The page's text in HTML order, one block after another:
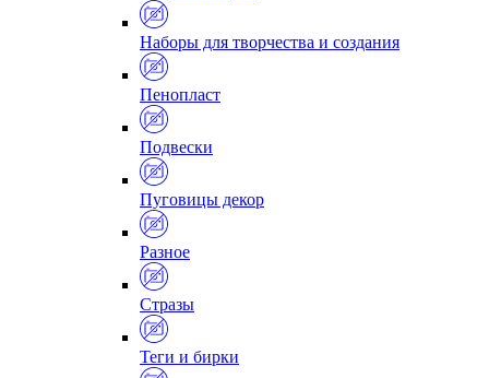
Наборы для творчества и создания
Пенопласт
Подвески
Пуговицы декор
Разное
Стразы
Теги и бирки